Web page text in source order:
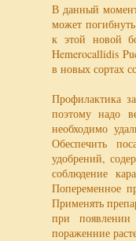
В данный
может
к этой новой
Hemerocallidis
в новых сортах
Профилактика
поэтому надо
необходимо
Обеспечить
удобрений,
соблюдение
Попеременное
Применять
при
пораженние